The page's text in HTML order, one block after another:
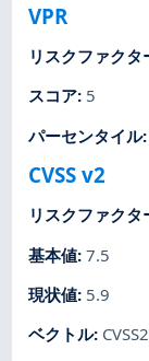
VPR
リスクファクタ
スコア: 5
パーセンタイル
CVSS v2
リスクファクタ
基本値:7.5
現状値: 5.9
ベクトル: